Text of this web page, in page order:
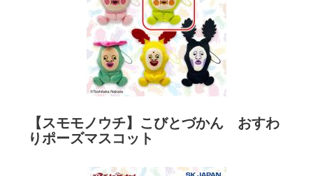
【スモモノウチ】こびとづかん おすわ
りポーズマスコット